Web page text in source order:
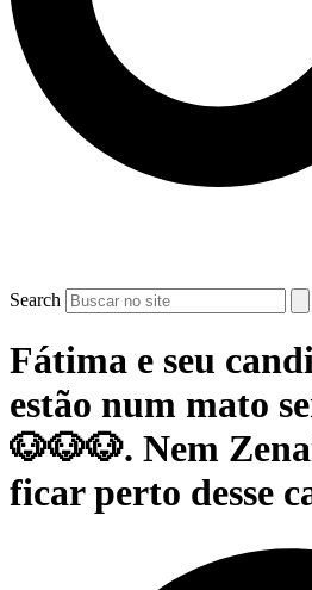
Search
Fátima e seu
estão num mato
🐶🐶🐶. Nem
ficar perto desse